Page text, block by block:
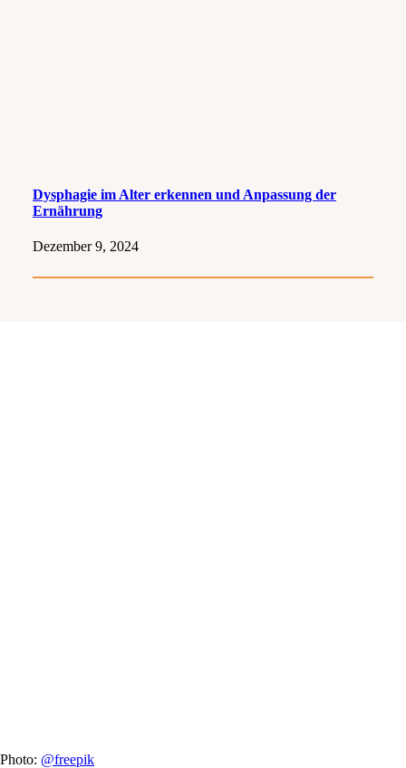
Dysphagie im Alter erkennen und Anpassung der
Ernährung
Dezember 9, 2024
Photo: @freepik